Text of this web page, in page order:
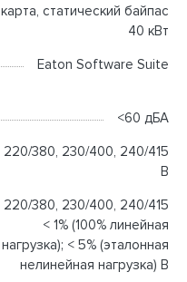
карта, статический байпас
40 кВт
Eaton Software Suite
<60 дБА
220/380, 230/400, 240/415
В
220/380, 230/400, 240/415
< 1% (100% линейная
нагрузка); < 5% (эталонная
нелинейная нагрузка) В